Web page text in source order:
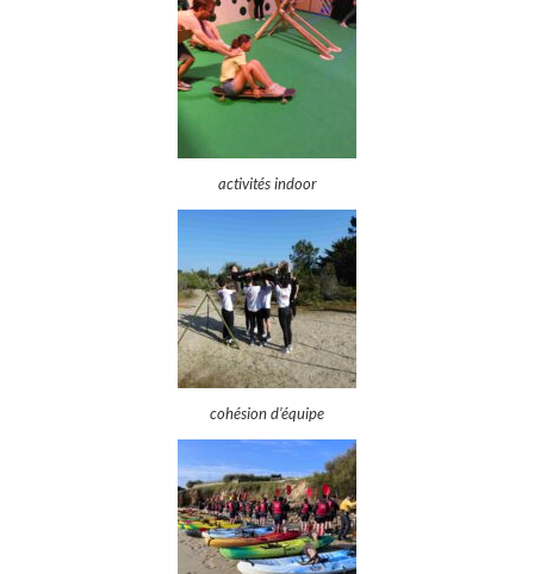
activités indoor
cohésion d’équipe